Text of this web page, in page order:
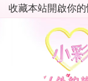
收藏本站開啟你的